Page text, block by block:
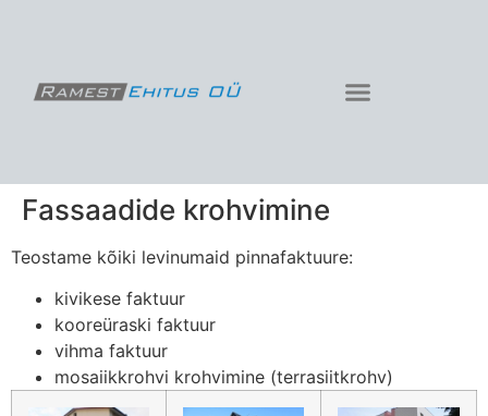
Fassaadide krohvimine
Teostame kõiki levinumaid pinnafaktuure:
kivikese faktuur
kooreüraski faktuur
vihma faktuur
mosaiikkrohvi krohvimine (terrasiitkrohv)